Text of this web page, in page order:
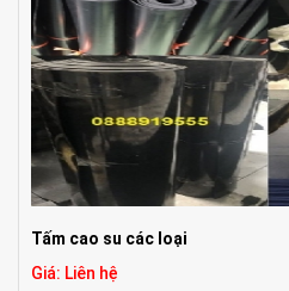
Tấm cao su các loại
Giá: Liên hệ